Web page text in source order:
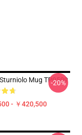
Mug TP0509
- ￥420,500
-20%